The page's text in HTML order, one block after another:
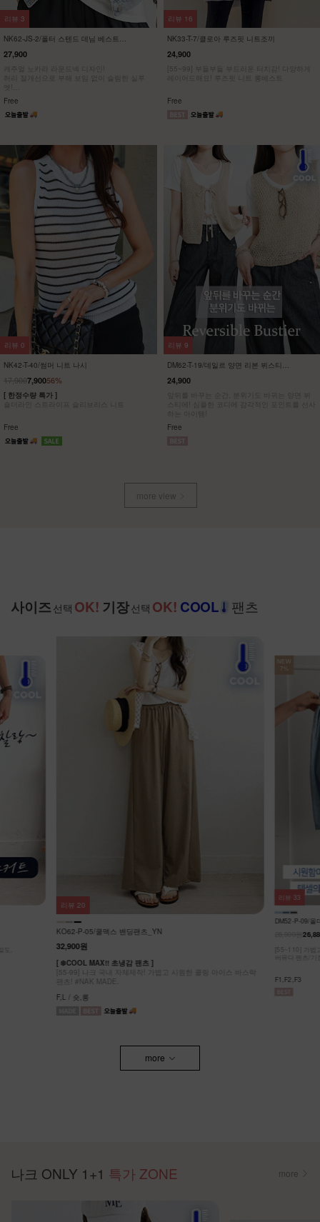
NK62-JS-2/폴터 스텐드 데님 베스트
27,900
캐주얼 노카라 라운드넥 디자인!
허리 절개선으로 부해 보임 없이 슬림한 실루
엣!
가볍게 툭- 걸쳐도 룩에 포인트!
Free
리뷰 3
NK33-T-7/클로아 루즈핏 니트조끼
24,900
[55~99] 부들부들 부드러운 터치감! 다양하게
Free
리뷰 16
NK42-T-40/썸머 니트 나시
56%
17,9007,900
[ 한정수량 특가 ]
숄더라인 스트라이프 슬리브리스 니트
Free
리뷰 0
DM62-T-19/데일르 양면 리본 뷔스티에
24,900
앞뒤를 바꾸는 순간, 분위기도 바뀌는 양면 뷔
스티에! 심플한 코디에 감각적인 포인트를 선사
Free
리뷰 9
more view
사이즈 선택 OK! 기장선택 OK! COOL 팬츠
KO62-P-05/쿨맥스 밴딩팬츠_YN
32,900원
[ ❄️COOL MAX!! 초냉감 팬츠 ]
[55-99] 나크 국내 자체제작! 가볍고 시원한 쿨링 아이스 바스락
팬츠! #NAK MADE.
F,L / 숏,롱
리뷰 20
NEW
7%
DM52-P-09/몰
[55~110] 가볍
F1,F2,F3
리뷰 33
more
나크 ONLY 1+1 특가 ZONE more